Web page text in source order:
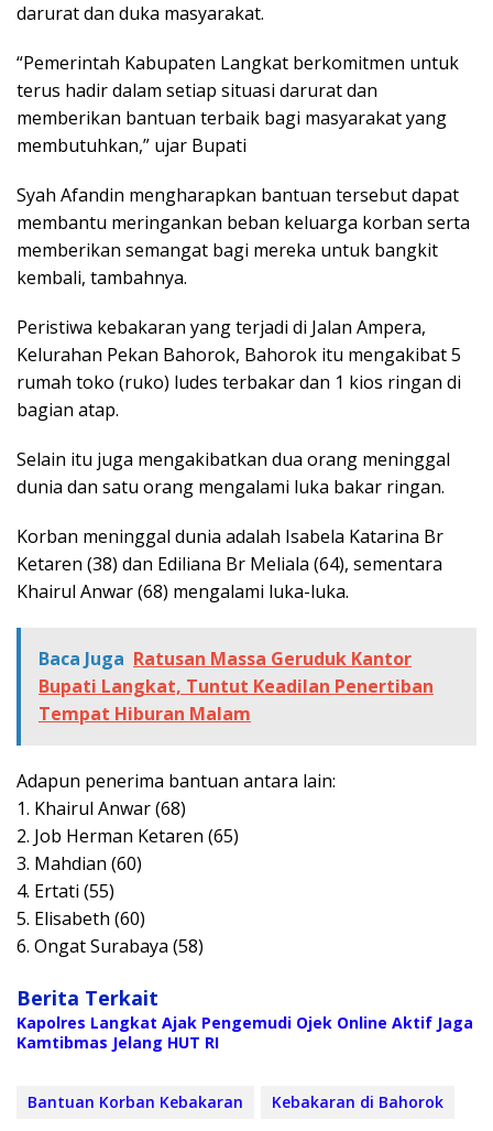
darurat dan duka masyarakat.
“Pemerintah Kabupaten Langkat berkomitmen untuk
terus hadir dalam setiap situasi darurat dan
memberikan bantuan terbaik bagi masyarakat yang
membutuhkan,” ujar Bupati
Syah Afandin mengharapkan bantuan tersebut dapat
membantu meringankan beban keluarga korban serta
memberikan semangat bagi mereka untuk bangkit
kembali, tambahnya.
Peristiwa kebakaran yang terjadi di Jalan Ampera,
Kelurahan Pekan Bahorok, Bahorok itu mengakibat 5
rumah toko (ruko) ludes terbakar dan 1 kios ringan di
bagian atap.
Selain itu juga mengakibatkan dua orang meninggal
dunia dan satu orang mengalami luka bakar ringan.
Korban meninggal dunia adalah Isabela Katarina Br
Ketaren (38) dan Ediliana Br Meliala (64), sementara
Khairul Anwar (68) mengalami luka-luka.
Baca Juga Ratusan Massa Geruduk Kantor
Bupati Langkat, Tuntut Keadilan Penertiban
Tempat Hiburan Malam
Adapun penerima bantuan antara lain:
1. Khairul Anwar (68)
2. Job Herman Ketaren (65)
3. Mahdian (60)
4. Ertati (55)
5. Elisabeth (60)
6. Ongat Surabaya (58)
Berita Terkait
Kapolres Langkat Ajak Pengemudi Ojek Online Aktif Jaga
Kamtibmas Jelang HUT RI
Bantuan Korban Kebakaran Kebakaran di Bahorok